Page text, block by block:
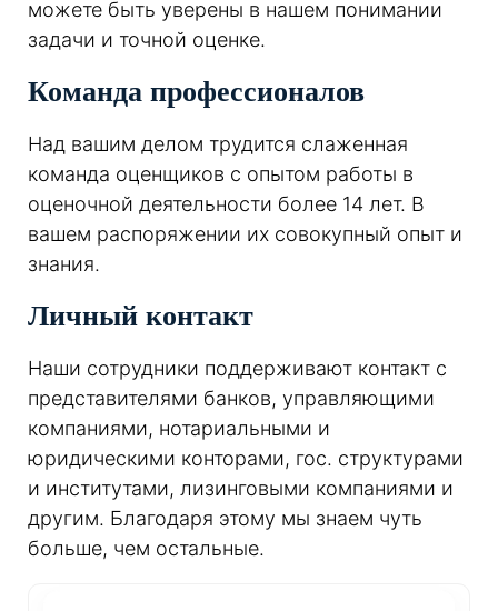
можете быть уверены в нашем понимании
задачи и точной оценке.
Команда профессионалов
Над вашим делом трудится слаженная
команда оценщиков с опытом работы в
оценочной деятельности более 14 лет. В
вашем распоряжении их совокупный опыт и
знания.
Личный контакт
Наши сотрудники поддерживают контакт с
представителями банков, управляющими
компаниями, нотариальными и
юридическими конторами, гос. структурами
и институтами, лизинговыми компаниями и
другим. Благодаря этому мы знаем чуть
больше, чем остальные.